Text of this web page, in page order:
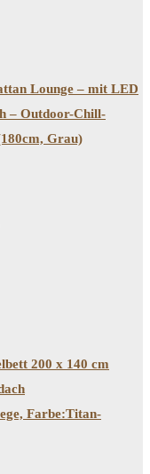
Lounge – mit LED
– Outdoor-Chill-
Grau)
200 x 140 cm
Farbe:Titan-